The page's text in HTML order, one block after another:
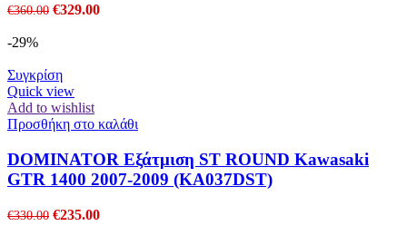
€360.00 Original
€329.00Η
-29%
Συγκρίση
Quick view
Add to wishlist
Προσθήκη στο καλάθι
DOMINATOR Εξάτμιση ST ROUND Kawasaki
GTR 1400 2007-2009 (KA037DST)
€330.00 Original
€235.00Η